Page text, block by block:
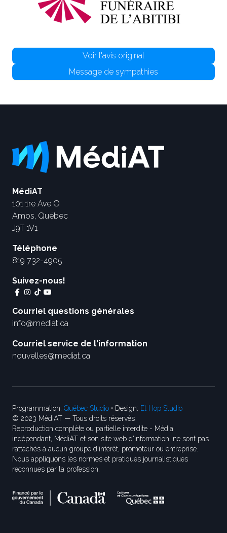
Voir l'avis original
Message de sympathies
MédiAT
101 1re Ave O
Amos, Québec
J9T 1V1
Téléphone
819 732-4905
Suivez-nous!
Courriel questions générales
info@mediat.ca
Courriel service de l'information
nouvelles@mediat.ca
Programmation: Québec Studio • Design: Et Hop Studio
© 2023 MédiAT — Tous droits réservés
Reproduction complète ou partielle interdite - Média
indépendant, MédiAT et son site web d'information, ne sont pas
rattachés à aucun groupe d’intérêt, promoteur ou entreprise.
Nous appliquons les normes et pratiques journalistiques
reconnues par la profession.